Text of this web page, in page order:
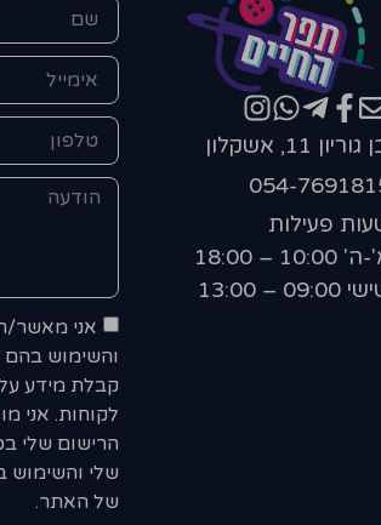
11, אשקלון
054-
פעילות
– 18:00
– 13:00
אני
והשימוש בהם
קבלת מידע על
לקוחות. אני
הרישום שלי
שלי והשימוש
של האתר.